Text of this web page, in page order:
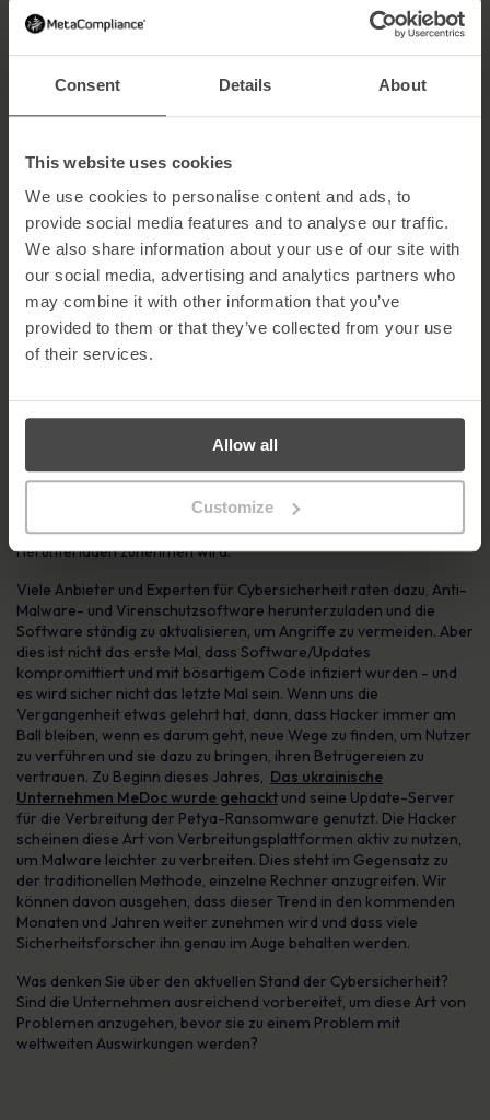
Consent Details About
This website uses cookies
We use cookies to personalise content and ads, to
provide social media features and to analyse our traffic.
We also share information about your use of our site with
our social media, advertising and analytics partners who
may combine it with other information that you’ve
provided to them or that they’ve collected from your use
of their services.
Allow all
Customize
Der in CCleanner verwendete Malware-Stamm wurde offenbar
entwickelt, um aus der Ferne auf infizierte Geräte zuzugreifen und
diese als Teil eines Botnetzes zu nutzen, während er auch
Informationen an die Angreifer zurückschickt. Avast hat bei der
Untersuchung festgestellt, dass es sich um einen gezielten Angriff
Das Ziel des Angriffs waren nicht die Verbraucher und ihre
große Unternehmen. Hier finden Sie eine vollständige Liste der
betroffenen Unternehmenhier.
Ein ungewöhnlicher Angriff, den wir in Zukunft
öfter sehen könnten?
Da CCleaner eine so beliebte Software für Benutzer ist, die
Hacker das inhärente Vertrauen zwischen Softwarebenutzern
und -anbietern voll ausgenutzt. Viele Benutzer vertrauen
automatisch darauf, dass Softwareanbieter virenfreie
Installationsdateien bereitstellen und dass die Server, die diese
Software liefern, Updates bereitstellen, die ebenfalls virenfrei
und zum Nutzen des Geräts und seiner Benutzer sind. Nun stellt
sich die Frage, ob die Zahl der kompromittierten Software zum
Herunterladen zunehmen wird.
Viele Anbieter und Experten für Cybersicherheit raten dazu, Anti-
Malware- und Virenschutzsoftware herunterzuladen und die
Software ständig zu aktualisieren, um Angriffe zu vermeiden. Aber
dies ist nicht das erste Mal, dass Software/Updates
kompromittiert und mit bösartigem Code infiziert wurden - und
es wird sicher nicht das letzte Mal sein. Wenn uns die
Vergangenheit etwas gelehrt hat, dann, dass Hacker immer am
Ball bleiben, wenn es darum geht, neue Wege zu finden, um Nutzer
zu verführen und sie dazu zu bringen, ihren Betrügereien zu
vertrauen. Zu Beginn dieses Jahres, Das ukrainische
Unternehmen MeDoc wurde gehackt und seine Update-Server
für die Verbreitung der Petya-Ransomware genutzt. Die Hacker
scheinen diese Art von Verbreitungsplattformen aktiv zu nutzen,
um Malware leichter zu verbreiten. Dies steht im Gegensatz zu
der traditionellen Methode, einzelne Rechner anzugreifen. Wir
können davon ausgehen, dass dieser Trend in den kommenden
Monaten und Jahren weiter zunehmen wird und dass viele
Sicherheitsforscher ihn genau im Auge behalten werden.
Was denken Sie über den aktuellen Stand der Cybersicherheit?
Sind die Unternehmen ausreichend vorbereitet, um diese Art von
Problemen anzugehen, bevor sie zu einem Problem mit
weltweiten Auswirkungen werden?